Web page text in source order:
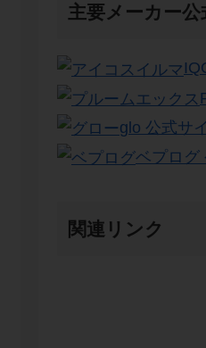
主要メーカー公
glo 公式サ
ベプログ
関連リンク